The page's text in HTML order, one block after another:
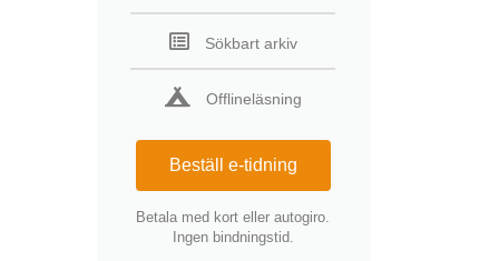
Sökbart arkiv
Offlineläsning
Beställ e-tidning
Betala med kort eller autogiro.
Ingen bindningstid.